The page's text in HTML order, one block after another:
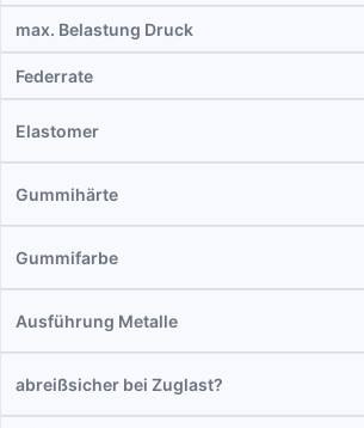
max. Belastung Druck
Federrate
Elastomer
Gummihärte
Gummifarbe
Ausführung Metalle
abreißsicher bei Zuglast?